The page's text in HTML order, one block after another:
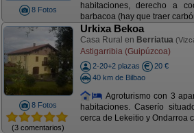
8 Fotos
habitaciones, derecho a
barbacoa (hay que traer
8 Fotos
(3 comentarios)
Urkixa Bekoa
Casa Rural en Berriatua
Astigarribia (Guipúzcoa)
2-20+2 plazas
20 €
40 km de Bilbao
Agroturismo con 3
habitaciones. Caserío
cerca de Lekeitio y Ondarroa